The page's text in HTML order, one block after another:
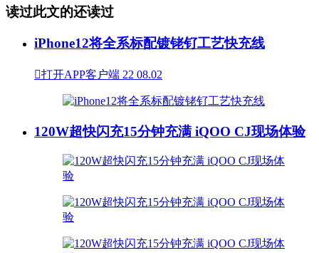
读过此文的还读过
iPhone12将全系标配镀铑钌工艺快充线
打开APP客户端 22 08.02
120W超快闪充15分钟充满 iQOO CJ现场体验